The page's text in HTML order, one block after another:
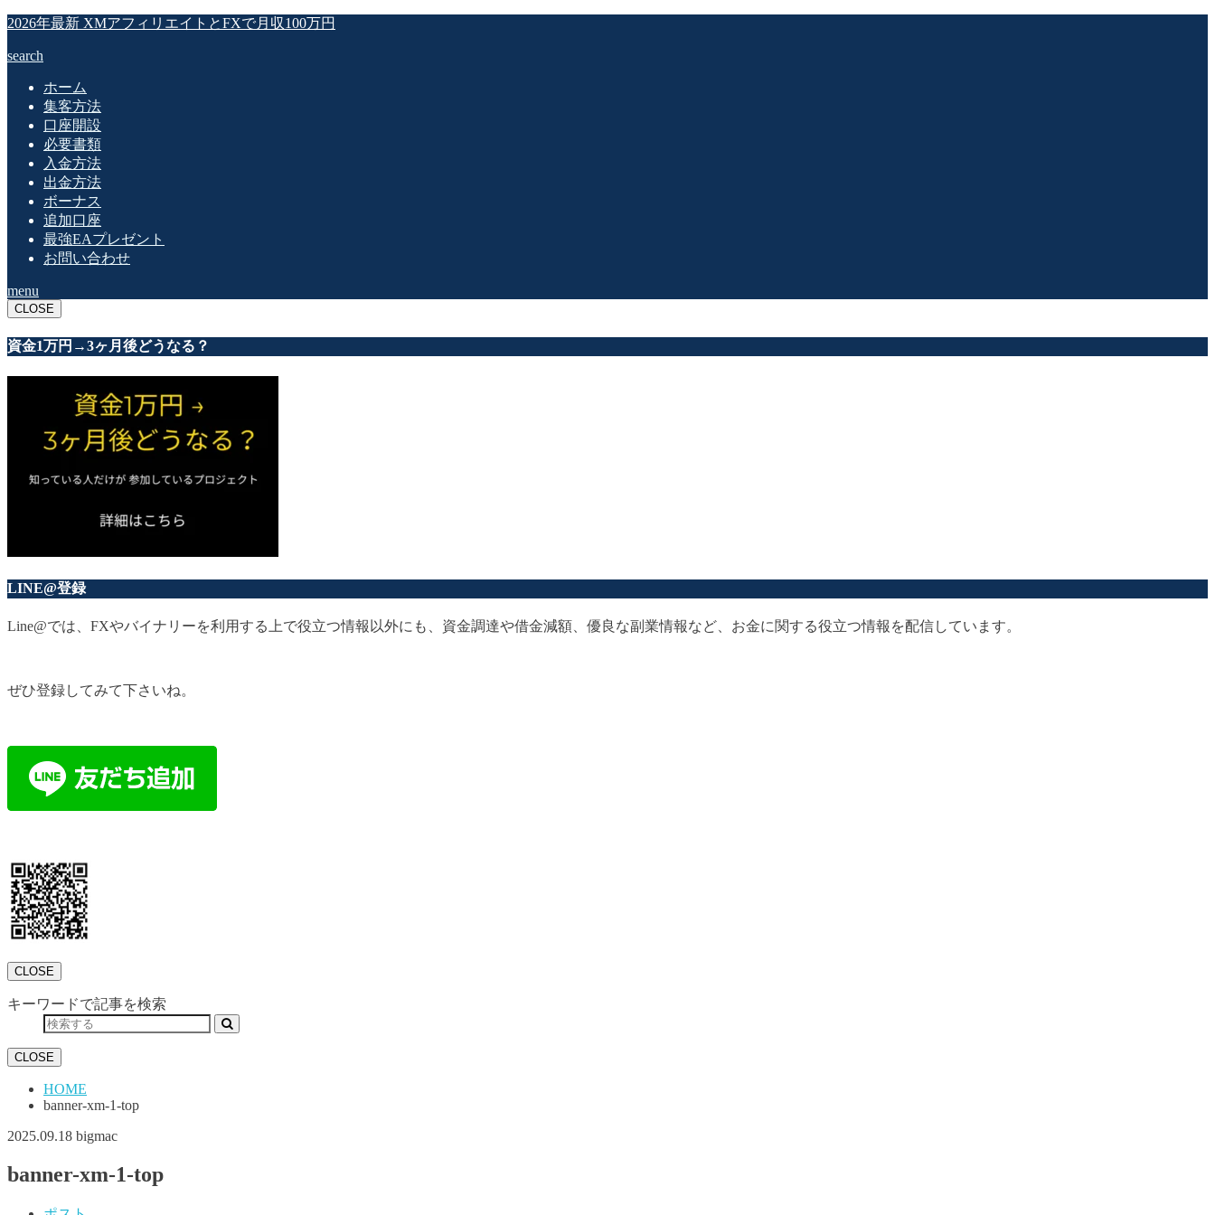
2026年最新 XMアフィリエイトとFXで月収100万円
search
ホーム
集客方法
口座開設
必要書類
入金方法
出金方法
ボーナス
追加口座
最強EAプレゼント
お問い合わせ
menu
CLOSE
資金1万円→3ヶ月後どうなる？
LINE@登録
Line@では、FXやバイナリーを利用する上で役立つ情報以外にも、資金調達や借金減額、優良な副業情報など、お金に関する役立つ情報を配信しています。
ぜひ登録してみて下さいね。
CLOSE
キーワードで記事を検索
CLOSE
HOME
banner-xm-1-top
2025.09.18 bigmac
banner-xm-1-top